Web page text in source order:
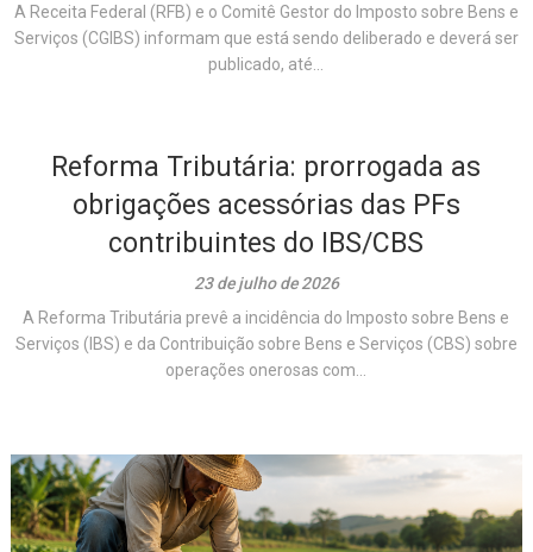
A Receita Federal (RFB) e o Comitê Gestor do Imposto sobre Bens e
Serviços (CGIBS) informam que está sendo deliberado e deverá ser
publicado, até...
Reforma Tributária: prorrogada as
obrigações acessórias das PFs
contribuintes do IBS/CBS
23 de julho de 2026
A Reforma Tributária prevê a incidência do Imposto sobre Bens e
Serviços (IBS) e da Contribuição sobre Bens e Serviços (CBS) sobre
operações onerosas com...